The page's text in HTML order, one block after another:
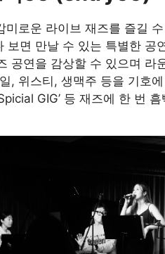
미로운 라이브 재즈를 즐길
보면 만날 수 있는 특별한 공
공연을 감상할 수 있으며 라
, 위스티, 생맥주 등을 기호
GIG’ 등 재즈에 한 번